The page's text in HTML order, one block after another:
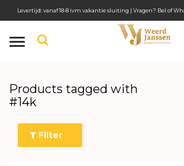
Toggle
Levertijd: vanaf 18-8 ivm vakantie sluiting | Vragen? Bel of
Products tagged with
#14k
Filter